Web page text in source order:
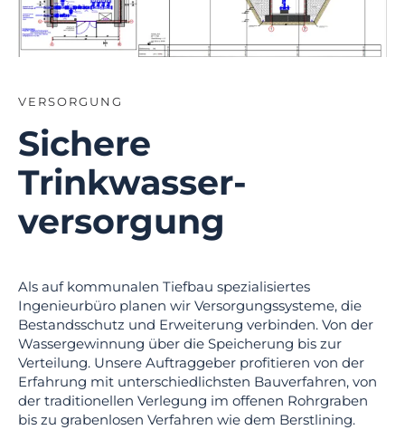
VERSORGUNG
Sichere
Trink­wasser­
versorgung
Als auf kommunalen Tiefbau spezialisiertes
Ingenieurbüro planen wir Versorgungssysteme, die
Bestandsschutz und Erweiterung verbinden. Von der
Wassergewinnung über die Speicherung bis zur
Verteilung. Unsere Auftraggeber profitieren von der
Erfahrung mit unterschiedlichsten Bauverfahren, von
der traditionellen Verlegung im offenen Rohrgraben
bis zu grabenlosen Verfahren wie dem Berstlining.